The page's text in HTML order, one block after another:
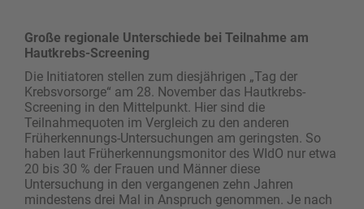
Große regionale Unterschiede bei Teilnahme am
Hautkrebs-Screening
Die Initiatoren stellen zum diesjährigen „Tag der
Krebsvorsorge“ am 28. November das Hautkrebs-
Screening in den Mittelpunkt. Hier sind die
Teilnahmequoten im Vergleich zu den anderen
Früherkennungs-Untersuchungen am geringsten. So
haben laut Früherkennungsmonitor des WIdO nur etwa
20 bis 30 % der Frauen und Männer diese
Untersuchung in den vergangenen zehn Jahren
mindestens drei Mal in Anspruch genommen. Je nach